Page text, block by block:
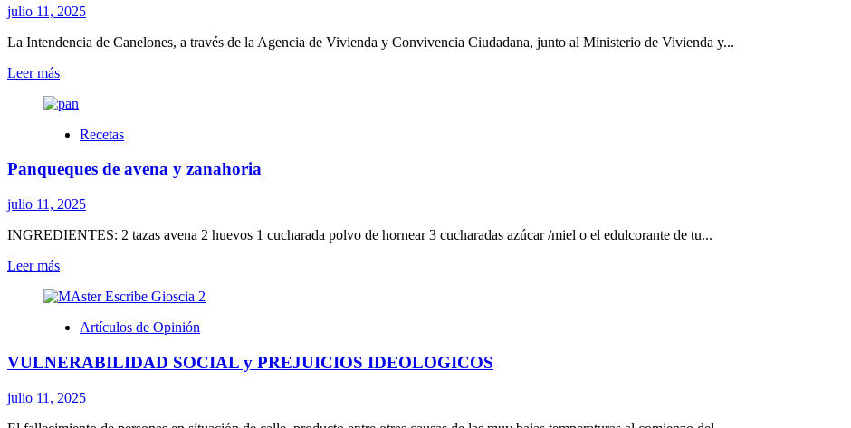
Barrio
y
de
Viejo
julio 11, 2025
La Intendencia de Canelones, a través de la Agencia de Vivienda y Convivencia Ciudadana, junto al Ministerio de Vivienda y...
Leer másLeer
sobre
se
en
en
barrio
Esperanza
Solymar
Recetas
Panqueques de avena y zanahoria
julio 11, 2025
INGREDIENTES: 2 tazas avena 2 huevos 1 cucharada polvo de hornear 3 cucharadas azúcar /miel o el edulcorante de tu...
Leer másLeer
sobre
de
y
Artículos de Opinión
VULNERABILIDAD SOCIAL y PREJUICIOS IDEOLOGICOS
julio 11, 2025